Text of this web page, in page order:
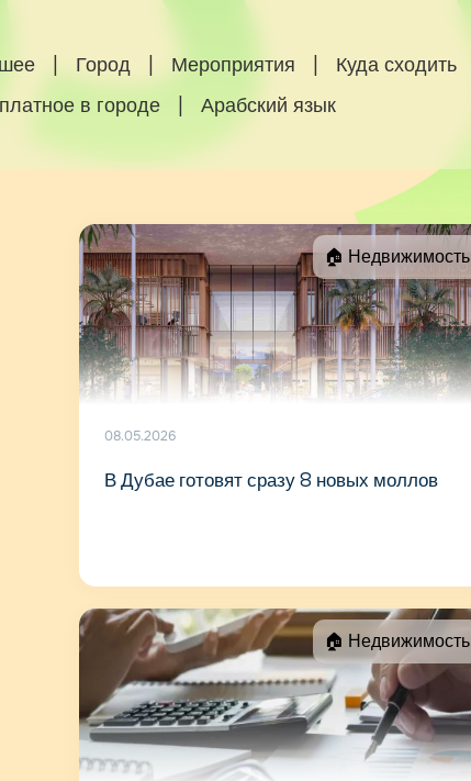
Город Мероприятия Куда сходить
в городе
Арабский язык
🏠 Недвижимость
08.05.2026
В Дубае готовят сразу 8 новых моллов
🏠 Недвижимость